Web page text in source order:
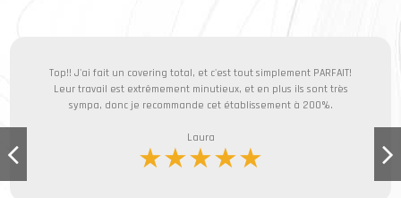
Top!! J'ai fait un covering total, et c'est tout simplement PARFAIT!
Leur travail est extrêmement minutieux, et en plus ils sont très
sympa, donc je recommande cet établissement à 200%.
Laura
★★★★★